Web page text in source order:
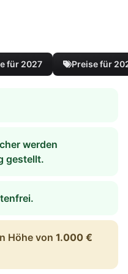
für 2027 Preise für
werden
gestellt.
Höhe von 1.000 €